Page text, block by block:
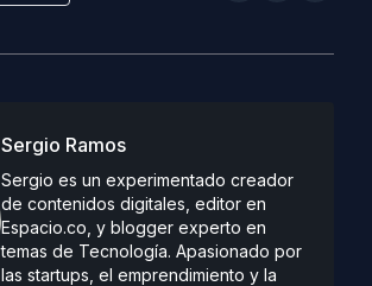
Sergio Ramos
Sergio es un experimentado creador
de contenidos digitales, editor en
Espacio.co, y blogger experto en
temas de Tecnología. Apasionado por
las startups, el emprendimiento y la